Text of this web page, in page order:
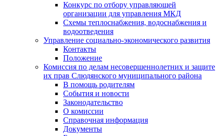
Конкурс по отбору управляющей
организации для управления МКД
Схемы теплоснабжения, водоснабжения и
водоотведения
Управление социально-экономического развития
Контакты
Положение
Комиссия по делам несовершеннолетних и защите
их прав Слюдянского муниципального района
В помощь родителям
События и новости
Законодательство
О комиссии
Справочная информация
Документы